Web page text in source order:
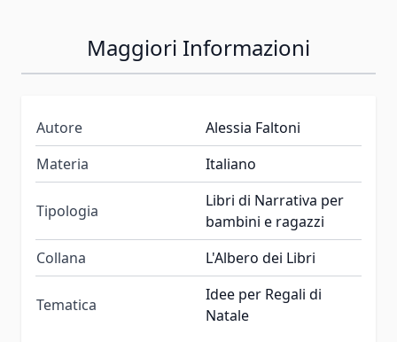
Maggiori Informazioni
Autore
Alessia Faltoni
Materia
Italiano
Tipologia
Libri di Narrativa per
bambini e ragazzi
Collana
L'Albero dei Libri
Tematica
Idee per Regali di
Natale